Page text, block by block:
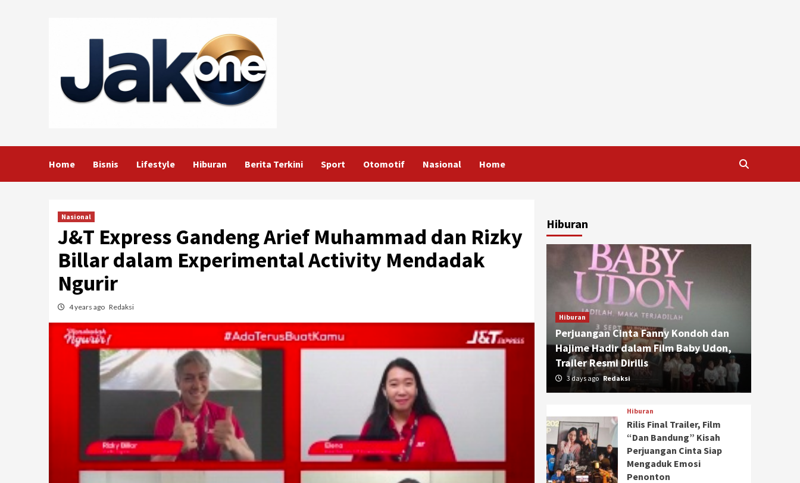
Home Bisnis Lifestyle Hiburan Berita Terkini Sport Otomotif Nasional Home
Nasional
J&T Express Gandeng Arief Muhammad dan Rizky
Billar dalam Experimental Activity Mendadak
Ngurir
4 years ago Redaksi
Hiburan
Hiburan
Perjuangan Cinta Fanny Kondoh dan
Hajime Hadir dalam Film Baby Udon,
Trailer Resmi Dirilis
3 days ago Redaksi
Hiburan
Rilis Final Trailer, Film
“Dan Bandung” Kisah
Perjuangan Cinta Siap
Mengaduk Emosi
Penonton